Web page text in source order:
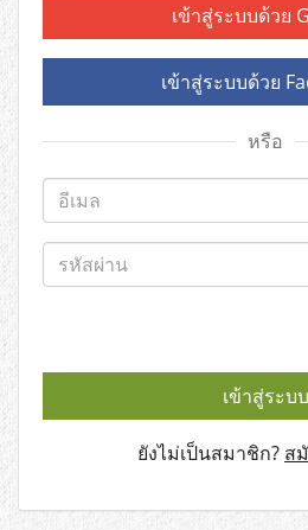
เข้าสู่ระบบด้วย
เข้าสู่ระบบด้วย
หรือ
เข้าสู่ระบบ
ยังไม่เป็นสมาชิก? ส